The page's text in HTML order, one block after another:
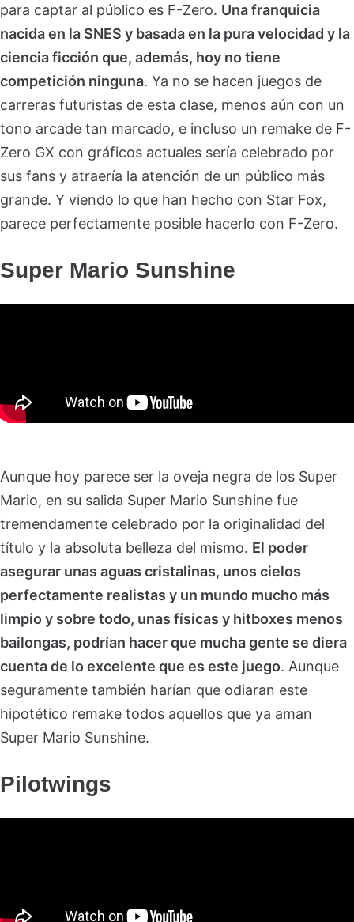
para captar al público es F-Zero. Una franquicia
nacida en la SNES y basada en la pura velocidad y la
ciencia ficción que, además, hoy no tiene
competición ninguna. Ya no se hacen juegos de
carreras futuristas de esta clase, menos aún con un
tono arcade tan marcado, e incluso un remake de F-
Zero GX con gráficos actuales sería celebrado por
sus fans y atraería la atención de un público más
grande. Y viendo lo que han hecho con Star Fox,
parece perfectamente posible hacerlo con F-Zero.
Super Mario Sunshine
Aunque hoy parece ser la oveja negra de los Super
Mario, en su salida Super Mario Sunshine fue
tremendamente celebrado por la originalidad del
título y la absoluta belleza del mismo. El poder
asegurar unas aguas cristalinas, unos cielos
perfectamente realistas y un mundo mucho más
limpio y sobre todo, unas físicas y hitboxes menos
bailongas, podrían hacer que mucha gente se diera
cuenta de lo excelente que es este juego. Aunque
seguramente también harían que odiaran este
hipotético remake todos aquellos que ya aman
Super Mario Sunshine.
Pilotwings